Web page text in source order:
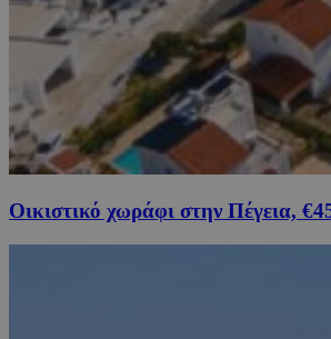
Οικιστικό χωράφι στην Πέγεια,